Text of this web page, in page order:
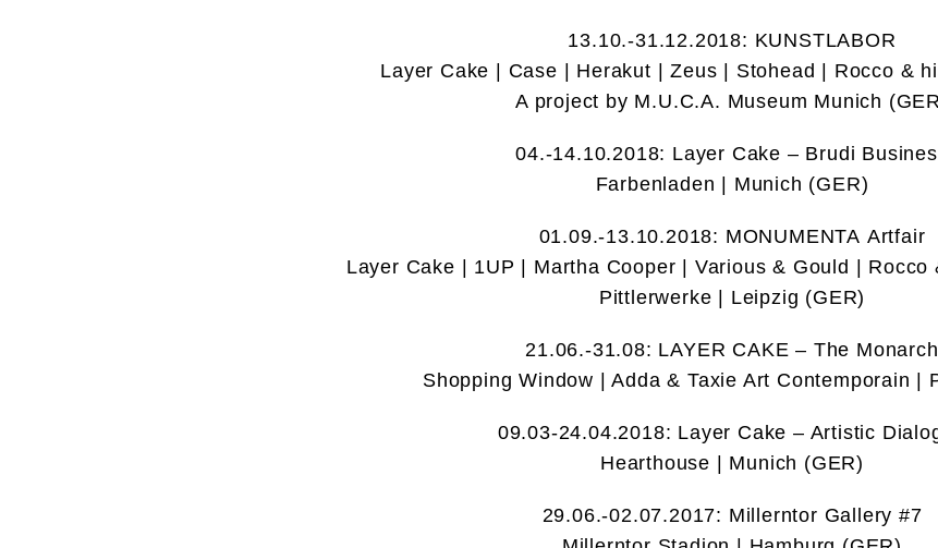
13.10.-31.12.2018: KUNSTLABOR
Layer Cake | Case | Herakut | Zeus | Stohead | Rocco &
A project by M.U.C.A. Museum Munich
04.-14.10.2018: Layer Cake – Brudi
Farbenladen | Munich (GER)
01.09.-13.10.2018: MONUMENTA Artfair
Layer Cake | 1UP | Martha Cooper | Various & Gould | Rocco
Pittlerwerke | Leipzig (GER)
21.06.-31.08: LAYER CAKE – The Monarch
Shopping Window | Adda & Taxie Art Contemporain |
09.03-24.04.2018: Layer Cake – Artistic
Hearthouse | Munich (GER)
29.06.-02.07.2017: Millerntor Gallery #7